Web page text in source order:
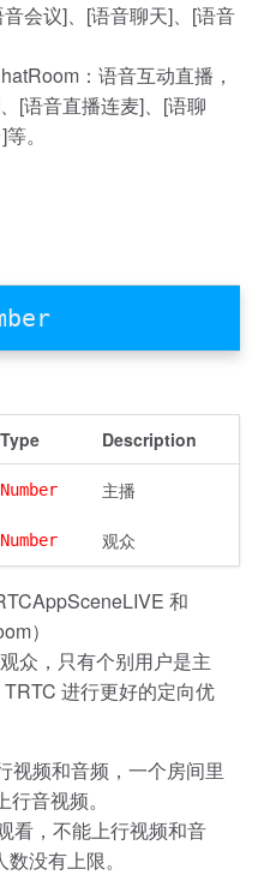
会议]、[语音聊天]、[语音
：语音互动直播，
[语音直播连麦]、[语聊
。
Type Description
Number 主播
Number 观众
和
）
众，只有个别用户是主
进行更好的定向优
视频和音频，一个房间里
音视频。
看，不能上行视频和音
没有上限。